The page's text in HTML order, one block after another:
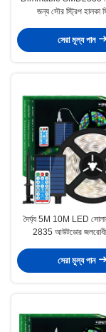
জন্য সৌর স্ট্রিপ হালকা
সেরা মূল্য পান
দৈর্ঘ্য 5M 10M LED
2835 আউটডোর জলরোধী
সেরা মূল্য পান